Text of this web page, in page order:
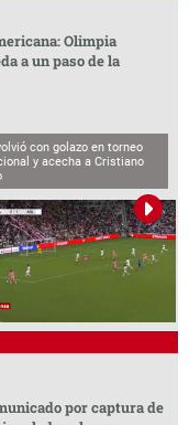
Olimpia
a un paso de la
con golazo en torneo
y acecha a Cristiano
por captura de